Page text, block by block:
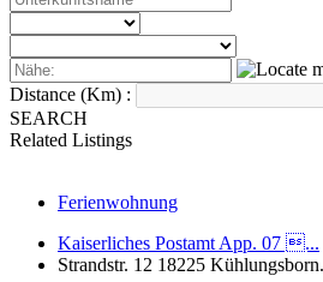
Distance (Km) :
SEARCH
Related Listings
Ferienwohnung
Kaiserliches Postamt App. 07 ...
Strandstr. 12 18225